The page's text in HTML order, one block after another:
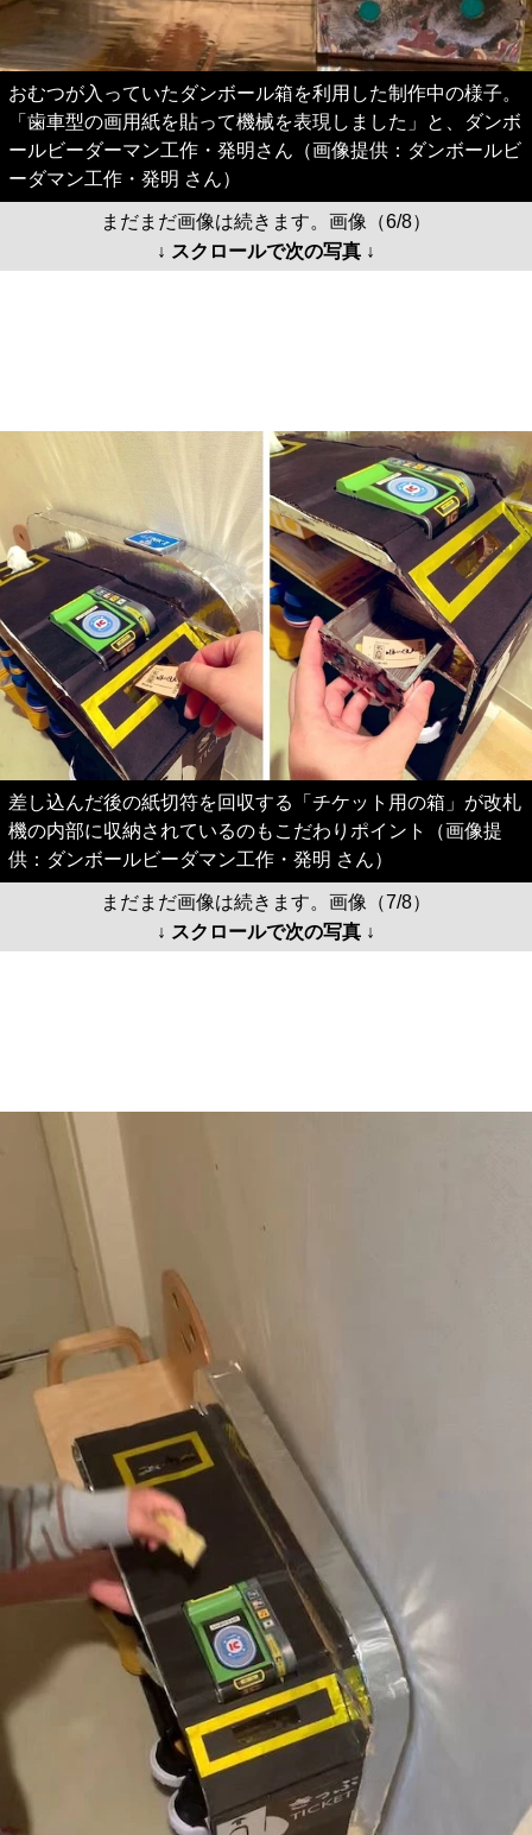
おむつが入っていたダンボール箱を利用した制作中の様子。
「歯車型の画用紙を貼って機械を表現しました」と、ダンボ
ールビーダーマン工作・発明さん（画像提供：ダンボールビ
ーダマン工作・発明 さん）
まだまだ画像は続きます。画像（6/8）
↓ スクロールで次の写真 ↓
差し込んだ後の紙切符を回収する「チケット用の箱」が改札
機の内部に収納されているのもこだわりポイント（画像提
供：ダンボールビーダマン工作・発明 さん）
まだまだ画像は続きます。画像（7/8）
↓ スクロールで次の写真 ↓